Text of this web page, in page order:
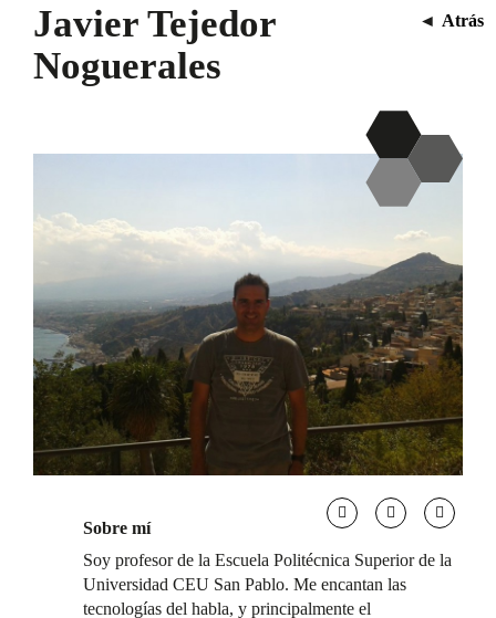
Javier Tejedor
Noguerales
◄ Atrás
Sobre mí
Soy profesor de la Escuela Politécnica Superior de la
Universidad CEU San Pablo. Me encantan las
tecnologías del habla, y principalmente el